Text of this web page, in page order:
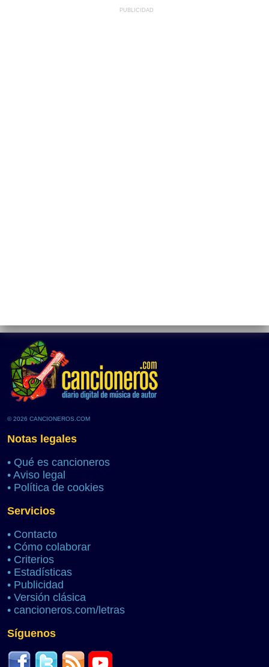
PUBLICIDAD
© 2026 CANCIONEROS.COM
Notas legales
• Qué es cancioneros
• Aviso legal
• Política de cookies
Servicios
• Contacto
• Cómo colaborar
• Criterios
• Estadísticas
• Publicidad
• Versión clásica
• cancioneros.com/letras
Síguenos